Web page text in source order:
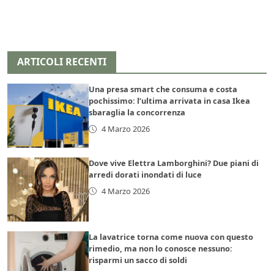
ARTICOLI RECENTI
Una presa smart che consuma e costa
pochissimo: l’ultima arrivata in casa Ikea
sbaraglia la concorrenza
4 Marzo 2026
Dove vive Elettra Lamborghini? Due piani di
arredi dorati inondati di luce
4 Marzo 2026
La lavatrice torna come nuova con questo
rimedio, ma non lo conosce nessuno:
risparmi un sacco di soldi